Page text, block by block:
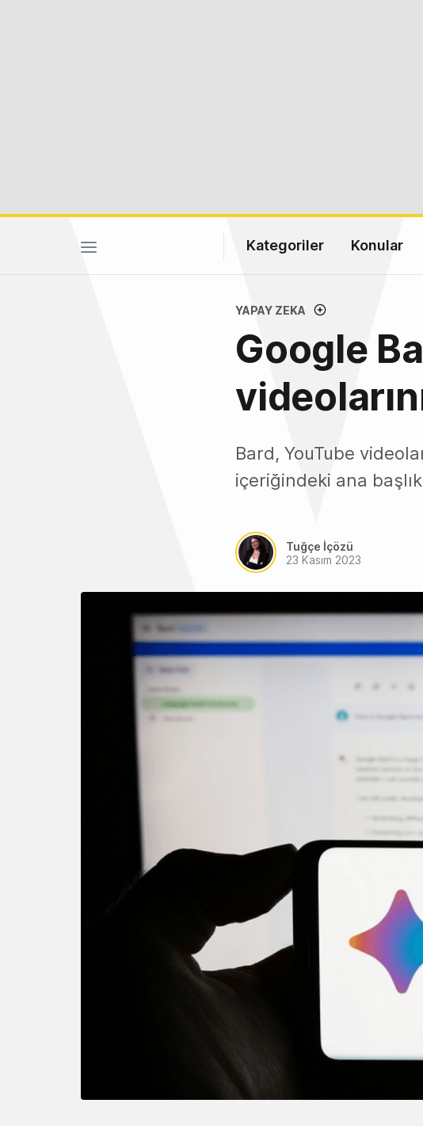
Kategoriler Konular
YAPAY ZEKA
Google
Bard, YouTube
içeriğindeki ana
Tuğçe İçözü
23 Kasım 2023